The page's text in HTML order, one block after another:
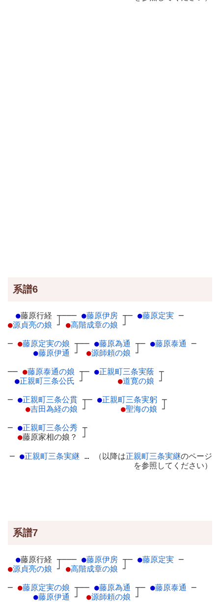
系譜6
●藤原行経 ┬
●源貞亮の娘 ┘
─── ●藤原伊房 ┬
●高階成章の娘 ┘
─ ●藤原定実 ─
─ ●藤原定実の娘 ┬
●藤原伊通 ┘
── ●藤原為通 ┬
●源師頼の娘 ┘
─ ●藤原泰通 ─
── ●藤原泰通の娘 ┬
●正親町三条公氏 ┘
─ ●正親町三条実蔭 ┬
●道寛の娘 ┘
─ ●正親町三条公貫 ┬
●吉田為経の娘 ┘
─ ●正親町三条実躬 ┬
●聖海の娘 ┘
─ ●正親町三条公秀 ┬
●藤原家相の娘？ ┘
─ ●正親町三条実継 … （以降は正親町三条実継のページ
を参照してください）
系譜7
●藤原行経 ┬
●源貞亮の娘 ┘
─── ●藤原伊房 ┬
●高階成章の娘 ┘
─ ●藤原定実 ─
─ ●藤原定実の娘 ┬
●藤原伊通 ┘
── ●藤原為通 ┬
●源師頼の娘 ┘
─ ●藤原泰通 ─